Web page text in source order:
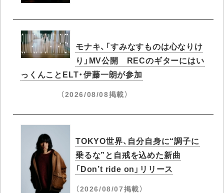
モナキ、「すみなすものは心なりけ
り」MV公開 RECのギターにはい
っくんことELT・伊藤一朗が参加
（2026/08/08掲載）
TOKYO世界、自分自身に“調子に
乗るな”と自戒を込めた新曲
「Don’t ride on」リリース
（2026/08/07掲載）